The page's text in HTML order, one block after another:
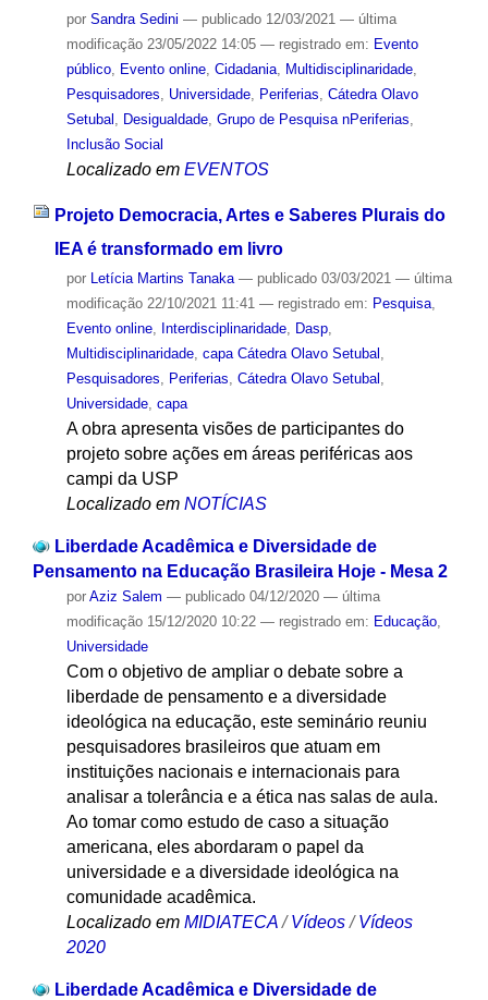
por Sandra Sedini — publicado12/03/2021 — última
modificação23/05/2022 14:05 — registrado em: Evento
público, Evento online, Cidadania, Multidisciplinaridade,
Pesquisadores
Universidade, Periferias Cátedra Olavo
Setubal
Desigualdade, Grupo de Pesquisa nPeriferias
Inclusão Social
Localizado em EVENTOS
Projeto Democracia, Artes e Saberes Plurais do
IEA é transformado em livro
por Letícia Martins Tanaka — publicado03/03/2021 — última
modificação22/10/2021 11:41 — registrado em: Pesquisa,
Evento online, Interdisciplinaridade, Dasp,
Multidisciplinaridade, capa Cátedra Olavo Setubal ,
Pesquisadores, Periferias, Cátedra Olavo Setubal ,
Universidade, capa
A obra apresenta visões de participantes do
projeto sobre ações em áreas periféricas aos
campi da USP
Localizado em NOTÍCIAS
Liberdade Acadêmica e Diversidade de
Pensamento na Educação Brasileira Hoje - Mesa 2
por Aziz Salem — publicado04/12/2020 — última
modificação15/12/2020 10:22 — registrado em: Educação,
Universidade
Com o objetivo de ampliar o debate sobre a
liberdade de pensamento e a diversidade
ideológica na educação, este seminário reuniu
pesquisadores brasileiros que atuam em
instituições nacionais e internacionais para
analisar a tolerância e a ética nas salas de aula.
Ao tomar como estudo de caso a situação
americana, eles abordaram o papel da
universidade e a diversidade ideológica na
comunidade acadêmica.
Localizado em MIDIATECA /Vídeos /Vídeos
2020
Liberdade Acadêmica e Diversidade de